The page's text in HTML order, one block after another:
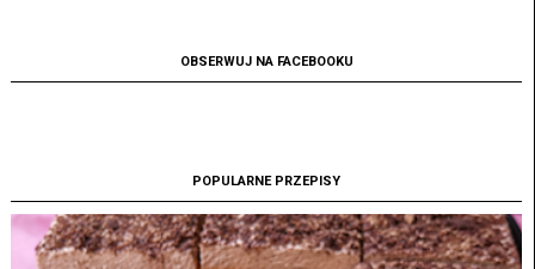
OBSERWUJ NA FACEBOOKU
POPULARNE PRZEPISY